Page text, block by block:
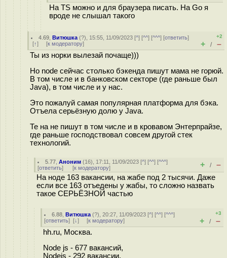
На TS можно и для браузера писать. На Go я
вроде не слышал такого
4.69 ,Витюшка (?), 15:55, 11/09/2023 [^] [^^] [^^^] [ответить]
[↑] [к модератору]
+2
+ / –
Ты из норки вылезай почаще)))
Но node сейчас столько бэкенда пишут мама не горюй.
В том числе и в банковском секторе (где раньше был
Java), в том числе и у нас.
Это пожалуй самая популярная платформа для бэка.
Отъела серьёзную долю у Java.
Те на не пишут в том числе и в кровавом Энтерпрайзе,
где раньше господствовал совсем другой стек
технологий.
5.77 ,Аноним (16), 17:11, 11/09/2023 [^] [^^] [^^^]
[ответить] [к модератору] + / –
На ноде 163 вакансии, на жабе под 2 тысячи. Даже
если все 163 отъедены у жабы, то сложно назвать
такое СЕРЬЁЗНОЙ частью
6.88 ,Витюшка (?), 20:27, 11/09/2023 [^] [^^] [^^^]
[ответить] [↓] [к модератору]
+3
+ / –
hh.ru, Москва.
Node js - 677 вакансий,
Nodejs - 292 вакансии,